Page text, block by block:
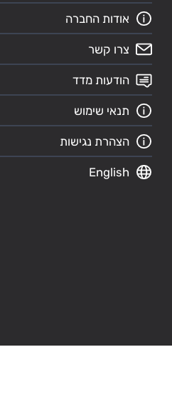
אודות החברה
צרו קשר
הודעות מדד
תנאי שימוש
הצהרת נגישות
English